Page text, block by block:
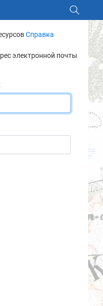
Справка
электронной почты